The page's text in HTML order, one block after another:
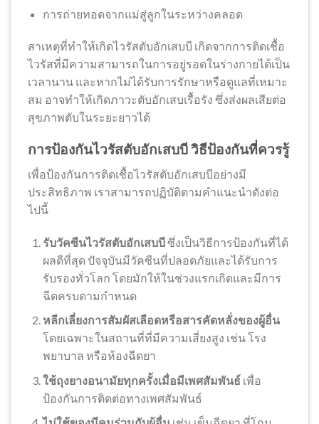
การถ่ายทอดจากแม่สู่ลูกในระหว่างคลอด
สาเหตุที่ทำให้เกิดไวรัสตับอักเสบบี เกิดจากการติดเชื้อ
ไวรัสที่มีความสามารถในการอยู่รอดในร่างกายได้เป็น
เวลานาน และหากไม่ได้รับการรักษาหรือดูแลที่เหมาะ
สม อาจทำให้เกิดภาวะตับอักเสบเรื้อรัง ซึ่งส่งผลเสียต่อ
สุขภาพตับในระยะยาวได้
การป้องกันไวรัสตับอักเสบบี วิธีป้องกันที่ควรรู้
เพื่อป้องกันการติดเชื้อไวรัสตับอักเสบบีอย่างมี
ประสิทธิภาพ เราสามารถปฏิบัติตามคำแนะนำดังต่อ
ไปนี้
รับวัคซีนไวรัสตับอักเสบบีซึ่งเป็นวิธีการป้องกันที่ได้
ผลดีที่สุด ปัจจุบันมีวัคซีนที่ปลอดภัยและได้รับการ
รับรองทั่วโลก โดยมักให้ในช่วงแรกเกิดและมีการ
ฉีดครบตามกำหนด
หลีกเลี่ยงการสัมผัสเลือดหรือสารคัดหลั่งของผู้อื่น
โดยเฉพาะในสถานที่ที่มีความเสี่ยงสูง เช่น โรง
พยาบาล หรือห้องฉีดยา
ใช้ถุงยางอนามัยทุกครั้งเมื่อมีเพศสัมพันธ์เพื่อ
ป้องกันการติดต่อทางเพศสัมพันธ์